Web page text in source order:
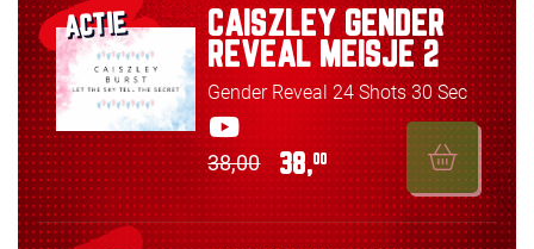
ACTIE
CAISZLEY GENDER
REVEAL MEISJE 2
Gender Reveal 24 Shots 30 Sec
38,00 38,00